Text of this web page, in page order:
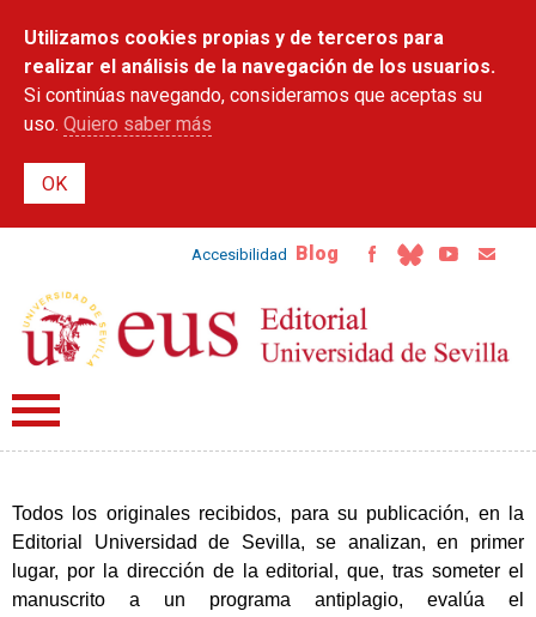
contenido
principal
Utilizamos cookies propias y de terceros para
realizar el análisis de la navegación de los usuarios.
Si continúas navegando, consideramos que aceptas su
uso. Quiero saber más
Accesibilidad Blog
Todos los originales recibidos, para su publicación, en la
Editorial Universidad de Sevilla, se analizan, en primer
lugar, por la dirección de la editorial, que, tras someter el
manuscrito a un programa antiplagio, evalúa el